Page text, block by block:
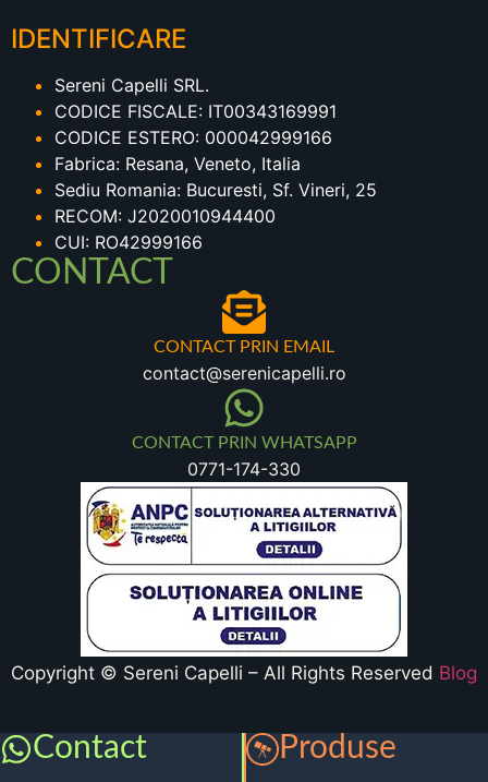
IDENTIFICARE
Sereni Capelli SRL.
CODICE FISCALE: IT00343169991
CODICE ESTERO: 000042999166
Fabrica: Resana, Veneto, Italia
Sediu Romania: Bucuresti, Sf. Vineri, 25
RECOM: J2020010944400
CUI: RO42999166
CONTACT
CONTACT PRIN EMAIL
contact@serenicapelli.ro
CONTACT PRIN WHATSAPP
0771-174-330
Copyright © Sereni Capelli – All Rights Reserved Blog
Contact Produse